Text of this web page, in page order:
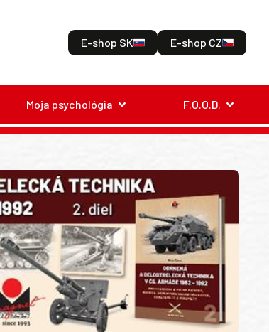
E-shop SK E-shop CZ
Moja psychológia F.O.O.D.